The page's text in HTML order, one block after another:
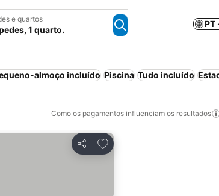
e quartos
1 quarto.
PT
almoço incluído Piscina Tudo incluído
Como os pagamentos influenciam os resultados
Partilhar
Adicionar aos favoritos